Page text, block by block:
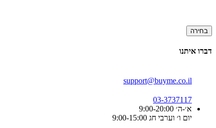
בחירה
דברו איתנו
support@buyme.co.il
03-3737117
א׳-ה׳ 9:00-20:00
יום ו׳ וערבי חג 9:00-15:00